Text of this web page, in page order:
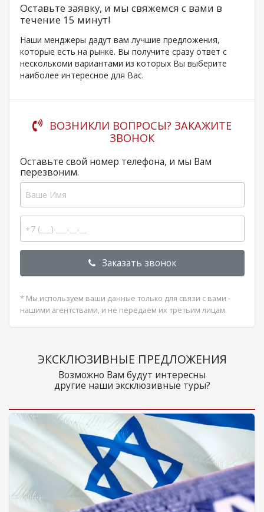
Оставьте заявку, и мы свяжемся с вами в
течение 15 минут!
Наши менджеры дадут вам лучшие предложения,
которые есть на рынке. Вы получите сразу ответ с
несколькоми вариантами из которых Вы выберите
наиболее интересное для Вас.
ВОЗНИКЛИ ВОПРОСЫ? ЗАКАЖИТЕ
ЗВОНОК
Оставьте свой номер телефона, и мы Вам
перезвоним.
Заказать звонок
* Мы используем ваши данные только для связи с вами -
нашими агентствами, и не передаем их третьим лицам.
ЭКСКЛЮЗИВНЫЕ ПРЕДЛОЖЕНИЯ
Возможно Вам будут интересны
другие наши эксклюзивные туры?